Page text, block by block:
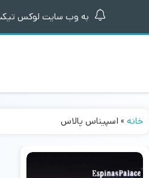
به وب سایت لوکس
خانه » اسپیناس پالاس